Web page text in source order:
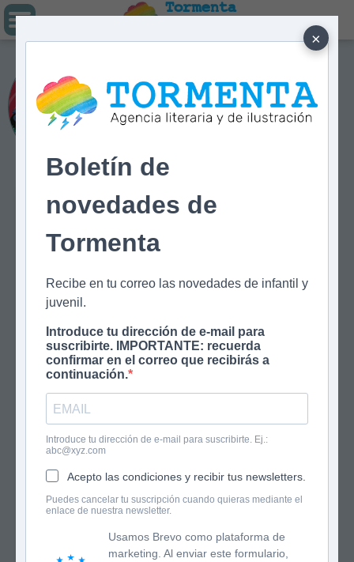
×
Boletín de
novedades de
Tormenta
Recibe en tu correo las novedades de infantil y
juvenil.
Introduce tu dirección de e-mail para
suscribirte. IMPORTANTE: recuerda
confirmar en el correo que recibirás a
continuación.
Introduce tu dirección de e-mail para suscribirte. Ej.:
abc@xyz.com
Acepto las condiciones y recibir tus newsletters.
Puedes cancelar tu suscripción cuando quieras mediante el
enlace de nuestra newsletter.
Usamos Brevo como plataforma de
marketing. Al enviar este formulario,
Tormenta
Olivia Wolf